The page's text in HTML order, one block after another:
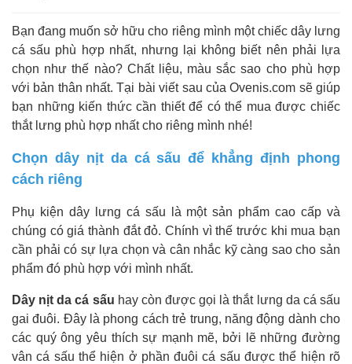
Bạn đang muốn sở hữu cho riêng mình một chiếc dây lưng
cá sấu phù hợp nhất, nhưng lại không biết nên phải lựa
chọn như thế nào? Chất liệu, màu sắc sao cho phù hợp
với bản thân nhất. Tại bài viết sau của Ovenis.com sẽ giúp
bạn những kiến thức cần thiết để có thể mua được chiếc
thắt lưng phù hợp nhất cho riêng mình nhé!
Chọn dây nịt da cá sấu để khẳng định phong
cách riêng
Phụ kiện dây lưng cá sấu là một sản phẩm cao cấp và
chúng có giá thành đắt đỏ. Chính vì thế trước khi mua bạn
cần phải có sự lựa chọn và cân nhắc kỹ càng sao cho sản
phẩm đó phù hợp với mình nhất.
Dây nịt da cá sấu hay còn được gọi là thắt lưng da cá sấu
gai đuôi. Đây là phong cách trẻ trung, năng động dành cho
các quý ông yêu thích sự mạnh mẽ, bởi lẽ những đường
vân cá sấu thể hiện ở phần đuôi cá sấu được thể hiện rõ